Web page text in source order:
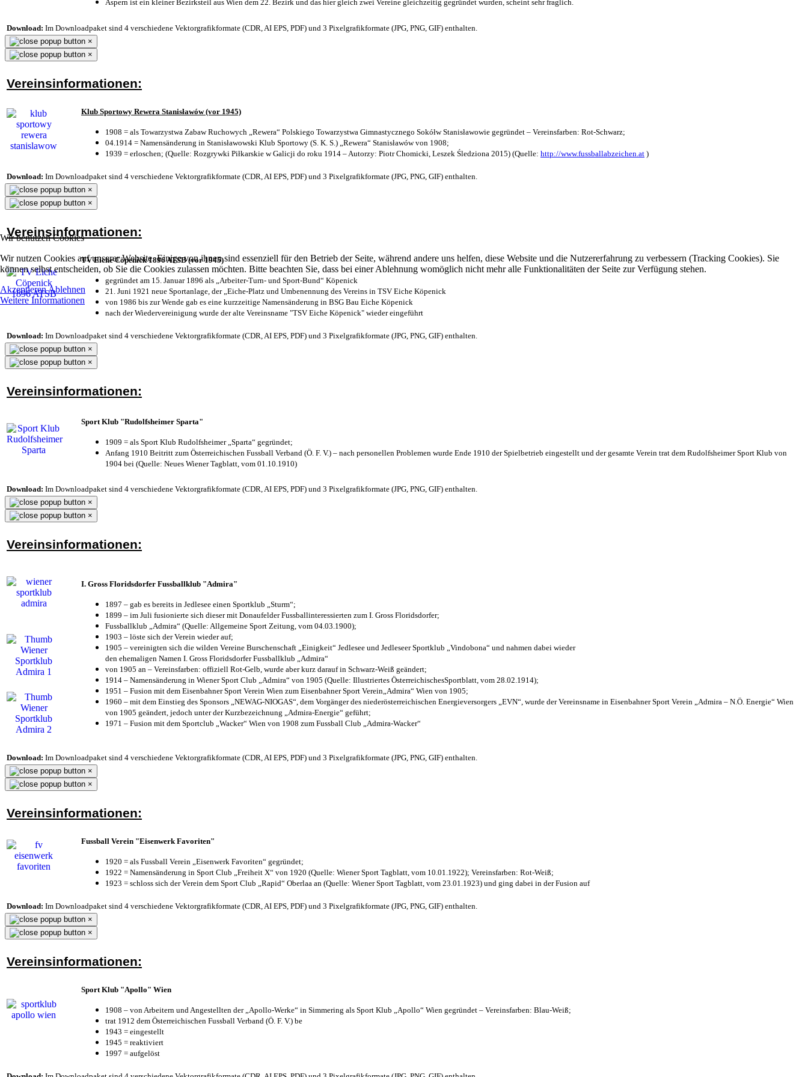
Wir benutzen Cookies
Wir nutzen Cookies auf unserer Website. Einige von ihnen sind essenziell für den Betrieb der Seite, während andere uns helfen, diese Website und die Nutzererfahrung zu verbessern (Tracking Cookies). Sie
können selbst entscheiden, ob Sie die Cookies zulassen möchten. Bitte beachten Sie, dass bei einer Ablehnung womöglich nicht mehr alle Funktionalitäten der Seite zur Verfügung stehen.
AkzeptierenAblehnen
Weitere Informationen
Aspern ist ein kleiner Bezirksteil aus Wien dem 22. Bezirk und das hier gleich zwei Vereine gleichzeitig gegründet wurden, scheint sehr fraglich.
Download: Im Downloadpaket sind 4 verschiedene Vektorgrafikformate (CDR, AI EPS, PDF) und 3 Pixelgrafikformate (JPG, PNG, GIF) enthalten.
×
×
Vereinsinformationen:
Klub Sportowy Rewera Stanisławów (vor 1945)
1908 = als Towarzystwa Zabaw Ruchowych „Rewera“ Polskiego Towarzystwa Gimnastycznego Sokółw Stanisławowie gegründet – Vereinsfarben: Rot-Schwarz;
04.1914 = Namensänderung in Stanisławowski Klub Sportowy (S. K. S.) „Rewera“ Stanisławów von 1908;
1939 = erloschen; (Quelle: Rozgrywki Piłkarskie w Galicji do roku 1914 – Autorzy: Piotr Chomicki, Leszek Śledziona 2015) (Quelle: http://www.fussballabzeichen.at )
Download: Im Downloadpaket sind 4 verschiedene Vektorgrafikformate (CDR, AI EPS, PDF) und 3 Pixelgrafikformate (JPG, PNG, GIF) enthalten.
×
×
Vereinsinformationen:
TV Eiche Cöpenick 1896 ATSB (vor 1945)
gegründet am 15. Januar 1896 als „Arbeiter-Turn- und Sport-Bund“ Köpenick
21. Juni 1921 neue Sportanlage, der „Eiche-Platz und Umbenennung des Vereins in TSV Eiche Köpenick
von 1986 bis zur Wende gab es eine kurzzeitige Namensänderung in BSG Bau Eiche Köpenick
nach der Wiedervereinigung wurde der alte Vereinsname "TSV Eiche Köpenick" wieder eingeführt
Download: Im Downloadpaket sind 4 verschiedene Vektorgrafikformate (CDR, AI EPS, PDF) und 3 Pixelgrafikformate (JPG, PNG, GIF) enthalten.
×
×
Vereinsinformationen:
Sport Klub "Rudolfsheimer Sparta"
1909 = als Sport Klub Rudolfsheimer „Sparta“ gegründet;
Anfang 1910 Beitritt zum Österreichischen Fussball Verband (Ö. F. V.) – nach personellen Problemen wurde Ende 1910 der Spielbetrieb eingestellt und der gesamte Verein trat dem Rudolfsheimer Sport Klub von
1904 bei (Quelle: Neues Wiener Tagblatt, vom 01.10.1910)
Download: Im Downloadpaket sind 4 verschiedene Vektorgrafikformate (CDR, AI EPS, PDF) und 3 Pixelgrafikformate (JPG, PNG, GIF) enthalten.
×
×
Vereinsinformationen:
I. Gross Floridsdorfer Fussballklub "Admira"
1897 – gab es bereits in Jedlesee einen Sportklub „Sturm“;
1899 – im Juli fusionierte sich dieser mit Donaufelder Fussballinteressierten zum I. Gross Floridsdorfer;
Fussballklub „Admira“ (Quelle: Allgemeine Sport Zeitung, vom 04.03.1900);
1903 – löste sich der Verein wieder auf;
1905 – vereinigten sich die wilden Vereine Burschenschaft „Einigkeit“ Jedlesee und Jedleseer Sportklub „Vindobona“ und nahmen dabei wieder
den ehemaligen Namen I. Gross Floridsdorfer Fussballklub „Admira“
von 1905 an – Vereinsfarben: offiziell Rot-Gelb, wurde aber kurz darauf in Schwarz-Weiß geändert;
1914 – Namensänderung in Wiener Sport Club „Admira“ von 1905 (Quelle: Illustriertes ÖsterreichischesSportblatt, vom 28.02.1914);
1951 – Fusion mit dem Eisenbahner Sport Verein Wien zum Eisenbahner Sport Verein„Admira“ Wien von 1905;
1960 – mit dem Einstieg des Sponsors „NEWAG-NIOGAS“, dem Vorgänger des niederösterreichischen Energieversorgers „EVN“, wurde der Vereinsname in Eisenbahner Sport Verein „Admira – N.Ö. Energie“ Wien
von 1905 geändert, jedoch unter der Kurzbezeichnung „Admira-Energie“ geführt;
1971 – Fusion mit dem Sportclub „Wacker“ Wien von 1908 zum Fussball Club „Admira-Wacker“
Download: Im Downloadpaket sind 4 verschiedene Vektorgrafikformate (CDR, AI EPS, PDF) und 3 Pixelgrafikformate (JPG, PNG, GIF) enthalten.
×
×
Vereinsinformationen:
Fussball Verein "Eisenwerk Favoriten"
1920 = als Fussball Verein „Eisenwerk Favoriten“ gegründet;
1922 = Namensänderung in Sport Club „Freiheit X“ von 1920 (Quelle: Wiener Sport Tagblatt, vom 10.01.1922); Vereinsfarben: Rot-Weiß;
1923 = schloss sich der Verein dem Sport Club „Rapid“ Oberlaa an (Quelle: Wiener Sport Tagblatt, vom 23.01.1923) und ging dabei in der Fusion auf
Download: Im Downloadpaket sind 4 verschiedene Vektorgrafikformate (CDR, AI EPS, PDF) und 3 Pixelgrafikformate (JPG, PNG, GIF) enthalten.
×
×
Vereinsinformationen:
Sport Klub "Apollo" Wien
1908 – von Arbeitern und Angestellten der „Apollo-Werke“ in Simmering als Sport Klub „Apollo“ Wien gegründet – Vereinsfarben: Blau-Weiß;
trat 1912 dem Österreichischen Fussball Verband (Ö. F. V.) be
1943 = eingestellt
1945 = reaktiviert
1997 = aufgelöst